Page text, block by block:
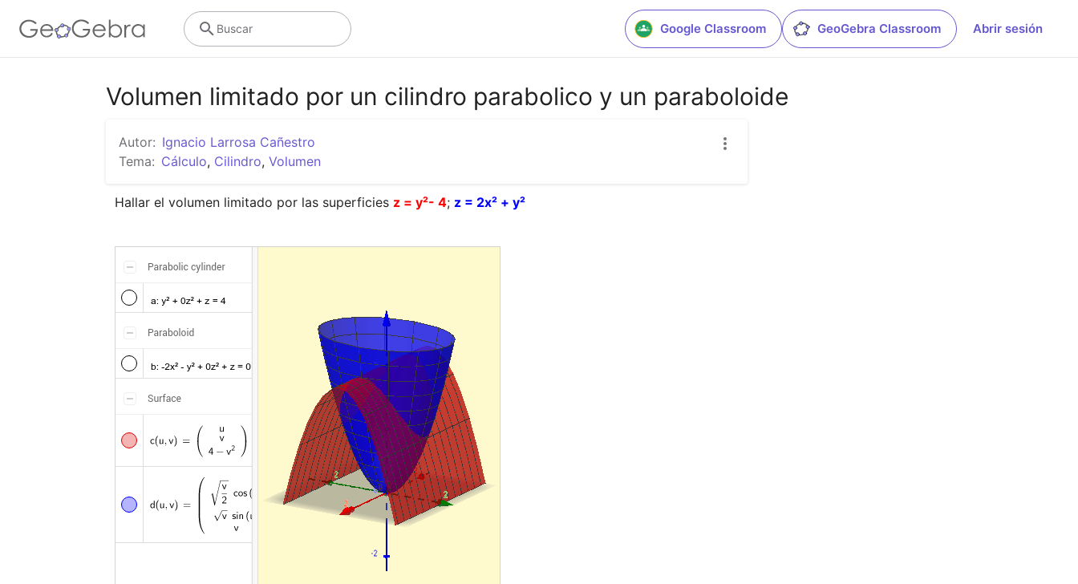
Google Classroom GeoGebra Classroom Abrir sesión
Buscar
Volumen limitado por un cilindro parabolico y un paraboloide
Autor: Ignacio Larrosa Cañestro
Tema: Cálculo, Cilindro, Volumen
Hallar el volumen limitado por las superficies z = y²- 4; z = 2x² + y²